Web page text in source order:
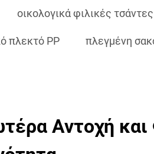
οικολογικά φιλικές
πλεκτό PP πλεγμένη
Αντοχή